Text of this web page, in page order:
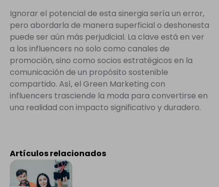
Ignorar el potencial de esta sinergia sería un error,
pero abordarla de manera superficial o deshonesta
puede ser aún más perjudicial. La clave está en ver
a los influencers no solo como canales de
promoción, sino como socios estratégicos en la
comunicación de un propósito sostenible
compartido. Así, el Green Marketing con
influencers trasciende la moda para convertirse en
una realidad con impacto significativo y duradero.
Artículos relacionados